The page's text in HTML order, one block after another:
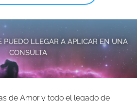
PUEDO LLEGAR A APLICAR EN UNA
CONSULTA
de Amor y todo el legado de